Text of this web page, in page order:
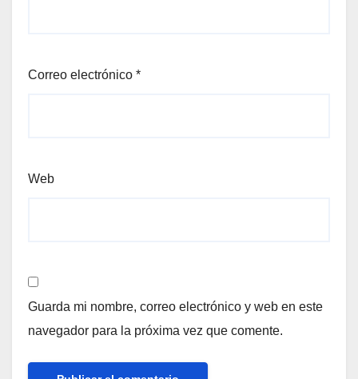
Correo electrónico *
Web
Guarda mi nombre, correo electrónico y web en este
navegador para la próxima vez que comente.